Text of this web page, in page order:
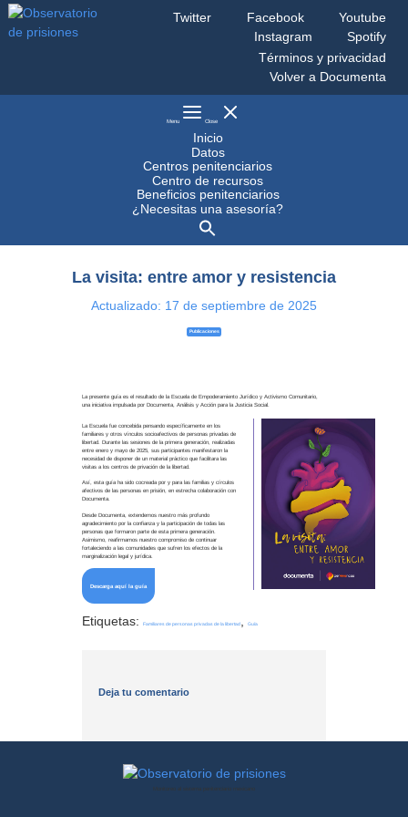
Twitter Facebook
Youtube
Instagram
Spotify
Términos y privacidad
Volver a Documenta
Menu Close
Inicio
Datos
Centros penitenciarios
Centro de recursos
Beneficios penitenciarios
¿Necesitas una asesoría?
La visita: entre amor y resistencia
Actualizado: 17 de septiembre de 2025
Publicaciones
La presente guía es el resultado de la Escuela de Empoderamiento Jurídico y Activismo Comunitario,
una iniciativa impulsada por Documenta, Análisis y Acción para la Justicia Social.
La Escuela fue concebida pensando específicamente en los
familiares y otros vínculos socioafectivos de personas privadas de
libertad. Durante las sesiones de la primera generación, realizadas
entre enero y mayo de 2025, sus participantes manifestaron la
necesidad de disponer de un material práctico que facilitara las
visitas a los centros de privación de la libertad.
Así, esta guía ha sido cocreada por y para las familias y círculos
afectivos de las personas en prisión, en estrecha colaboración con
Documenta.
Desde Documenta, extendemos nuestro más profundo
agradecimiento por la confianza y la participación de todas las
personas que formaron parte de esta primera generación.
Asimismo, reafirmamos nuestro compromiso de continuar
fortaleciendo a las comunidades que sufren los efectos de la
marginalización legal y jurídica.
Descarga aquí la guía
Etiquetas: Familiares de personas privadas de la libertad, Guía
Deja tu comentario
Monitoreo al sistema penitenciario mexicano